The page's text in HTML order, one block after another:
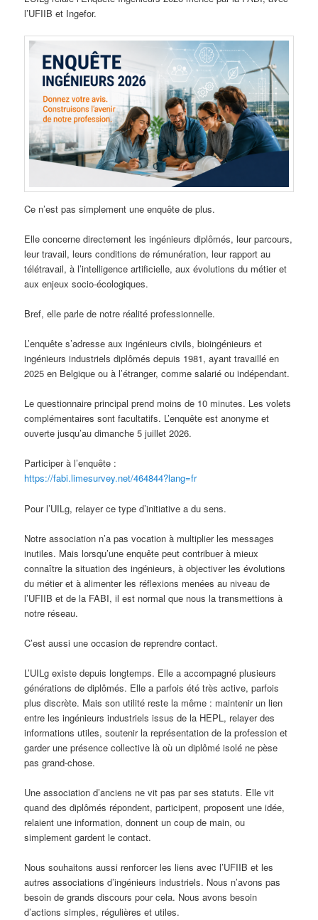
l’UFIIB et Ingefor.
Ce n’est pas simplement une enquête de plus.
Elle concerne directement les ingénieurs diplômés, leur parcours,
leur travail, leurs conditions de rémunération, leur rapport au
télétravail, à l’intelligence artificielle, aux évolutions du métier et
aux enjeux socio-écologiques.
Bref, elle parle de notre réalité professionnelle.
L’enquête s’adresse aux ingénieurs civils, bioingénieurs et
ingénieurs industriels diplômés depuis 1981, ayant travaillé en
2025 en Belgique ou à l’étranger, comme salarié ou indépendant.
Le questionnaire principal prend moins de 10 minutes. Les volets
complémentaires sont facultatifs. L’enquête est anonyme et
ouverte jusqu’au dimanche 5 juillet 2026.
Participer à l’enquête :
https://fabi.limesurvey.net/464844?lang=fr
Pour l’UILg, relayer ce type d’initiative a du sens.
Notre association n’a pas vocation à multiplier les messages
inutiles. Mais lorsqu’une enquête peut contribuer à mieux
connaître la situation des ingénieurs, à objectiver les évolutions
du métier et à alimenter les réflexions menées au niveau de
l’UFIIB et de la FABI, il est normal que nous la transmettions à
notre réseau.
C’est aussi une occasion de reprendre contact.
L’UILg existe depuis longtemps. Elle a accompagné plusieurs
générations de diplômés. Elle a parfois été très active, parfois
plus discrète. Mais son utilité reste la même : maintenir un lien
entre les ingénieurs industriels issus de la HEPL, relayer des
informations utiles, soutenir la représentation de la profession et
garder une présence collective là où un diplômé isolé ne pèse
pas grand-chose.
Une association d’anciens ne vit pas par ses statuts. Elle vit
quand des diplômés répondent, participent, proposent une idée,
relaient une information, donnent un coup de main, ou
simplement gardent le contact.
Nous souhaitons aussi renforcer les liens avec l’UFIIB et les
autres associations d’ingénieurs industriels. Nous n’avons pas
besoin de grands discours pour cela. Nous avons besoin
d’actions simples, régulières et utiles.